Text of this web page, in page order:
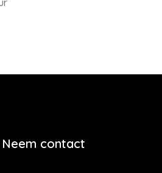
Neem contact